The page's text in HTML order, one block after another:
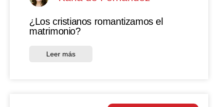
¿Los cristianos romantizamos el
matrimonio?
Leer más